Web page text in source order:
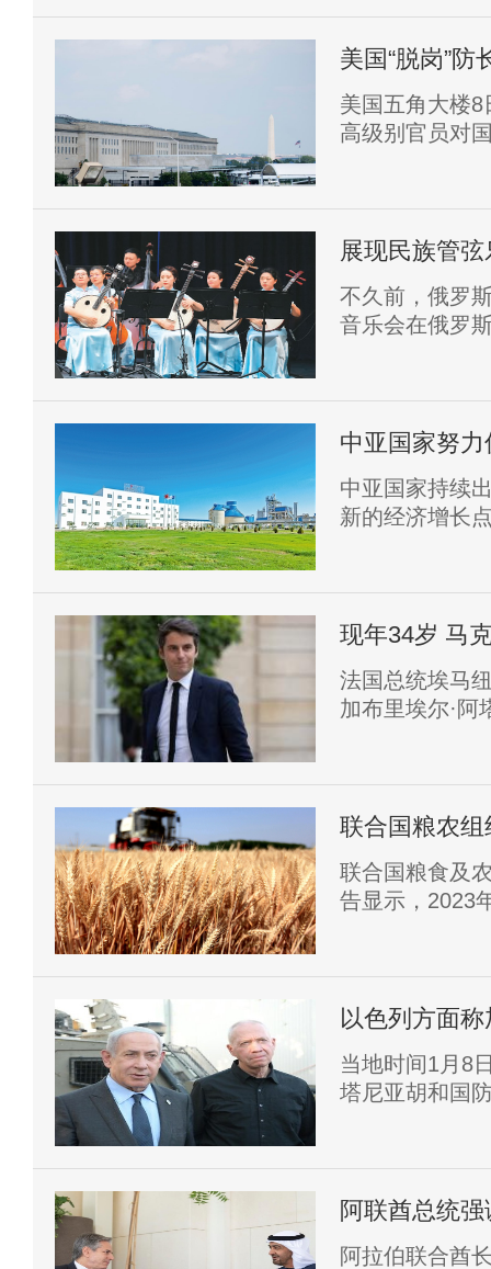
美国“脱岗”防
美国五角大楼8
高级别官员对
展现民族管
不久前，俄罗
音乐会在俄罗
中亚国家努
中亚国家持续
新的经济增长
现年34岁 马
法国总统埃马
加布里埃尔·阿
联合国粮农
联合国粮食及
告显示，2023
依旧难以缓解
以色列方面
当地时间1月8
塔尼亚胡和国
阿联酋总统
阿拉伯联合酋